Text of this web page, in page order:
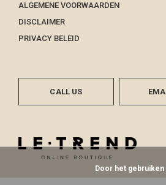
ALGEMENE VOORWAARDEN
DISCLAIMER
PRIVACY BELEID
CALL US
Door het